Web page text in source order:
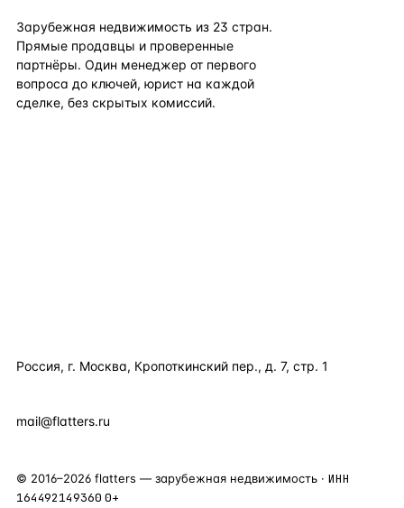
Зарубежная недвижимость из 23 стран.
Прямые продавцы и проверенные
партнёры. Один менеджер от первого
вопроса до ключей, юрист на каждой
сделке, без скрытых комиссий.
Россия, г. Москва, Кропоткинский пер., д. 7, стр. 1
mail@flatters.ru
© 2016–2026 flatters — зарубежная недвижимость · ИНН
164492149360 0+